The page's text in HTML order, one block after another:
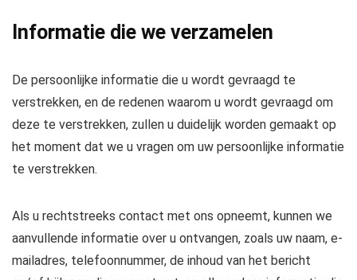
Informatie die we verzamelen
De persoonlijke informatie die u wordt gevraagd te
verstrekken, en de redenen waarom u wordt gevraagd om
deze te verstrekken, zullen u duidelijk worden gemaakt op
het moment dat we u vragen om uw persoonlijke informatie
te verstrekken.
Als u rechtstreeks contact met ons opneemt, kunnen we
aanvullende informatie over u ontvangen, zoals uw naam, e-
mailadres, telefoonnummer, de inhoud van het bericht